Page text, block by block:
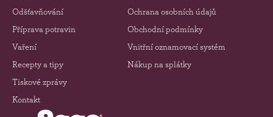
Odšťavňování
Příprava potravin
Vaření
Recepty a tipy
Tiskové zprávy
Kontakt
Ochrana osobních údajů
Obchodní podmínky
Vnitřní oznamovací systém
Nákup na splátky